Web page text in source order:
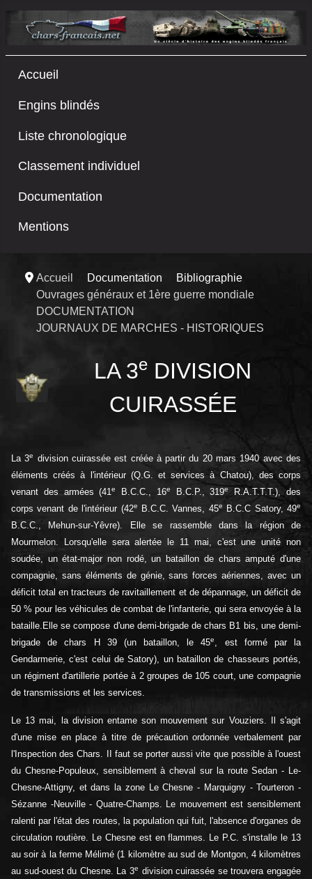
Accueil
Engins blindés
Liste chronologique
Classement individuel
Documentation
Mentions
Accueil Documentation
Bibliographie
Ouvrages généraux et 1ère guerre mondiale
DOCUMENTATION
JOURNAUX DE MARCHES - HISTORIQUES
LA 3e DIVISION
CUIRASSÉE
La 3e
division cuirassée est créée à partir du 20 mars 1940 avec des
éléments créés à l'intérieur (Q.G. et services à Chatou), des corps
venant des armées (41e B.C.C., 16e B.C.P., 319eR.A.T.T.T.), des
corps venant de l'intérieur (42e B.C.C. Vannes, 45e B.C.C Satory, 49e
B.C.C., Mehun-sur-Yêvre). Elle se rassemble dans la région de
Mourmelon. Lorsqu'elle sera alertée le 11 mai, c'est une unité non
soudée, un état-major non rodé, un bataillon de chars amputé d'une
compagnie, sans éléments de génie, sans forces aériennes, avec un
déficit total en tracteurs de ravitaillement et de dépannage, un déficit de
50 % pour les véhicules de combat de l'infanterie, qui sera envoyée à la
bataille.Elle se compose d'une demi-brigade de chars B1 bis, une demi-
brigade de chars H 39 (un bataillon, le 45e, est formé par la
Gendarmerie, c'est celui de Satory), un bataillon de chasseurs portés,
un régiment d'artillerie portée à 2 groupes de 105 court, une compagnie
de transmissions et les services.
Le 13 mai, la division entame son mouvement sur Vouziers. Il s'agit
d'une mise en place à titre de précaution ordonnée verbalement par
l'Inspection des Chars. II faut se porter aussi vite que possible à l'ouest
du Chesne-Populeux, sensiblement à cheval sur la route Sedan - Le-
Chesne-Attigny, et dans la zone Le Chesne - Marquigny - Tourteron -
Sézanne -Neuville - Quatre-Champs. Le mouvement est sensiblement
ralenti par l'état des routes, la population qui fuit, l'absence d'organes de
circulation routière. Le Chesne est en flammes. Le P.C. s'installe le 13
au soir à la ferme Mélimé (1 kilomètre au sud de Montgon, 4 kilomètres
au sud-ouest du Chesne. La 3e division cuirassée se trouvera engagée